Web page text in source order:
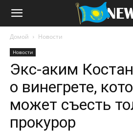
Домой Новости
Новости
Экс-аким
о винегрете,
может съесть
прокурор